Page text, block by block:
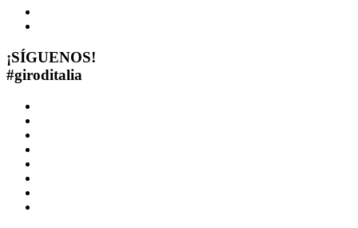
¡SÍGUENOS!
#giroditalia